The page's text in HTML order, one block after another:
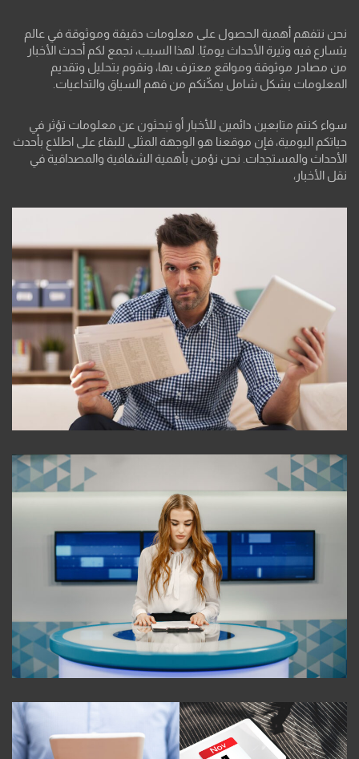
نحن نتفهم أهمية الحصول على معلومات دقيقة وموثوقة في عالم
يتسارع فيه وتيرة الأحداث يوميًا. لهذا السبب، نجمع لكم أحدث الأخبار
من مصادر موثوقة ومواقع معترف بها، ونقوم بتحليل وتقديم
المعلومات بشكل شامل يمكّنكم من فهم السياق والتداعيات.
سواء كنتم متابعين دائمين للأخبار أو تبحثون عن معلومات تؤثر في
حياتكم اليومية، فإن موقعنا هو الوجهة المثلى للبقاء على اطلاع بأحدث
الأحداث والمستجدات. نحن نؤمن بأهمية الشفافية والمصداقية في
نقل الأخبار،